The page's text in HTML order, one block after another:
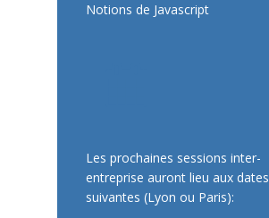
Notions de Javascript
Les prochaines sessions inter-
entreprise auront lieu aux dates
suivantes (Lyon ou Paris):